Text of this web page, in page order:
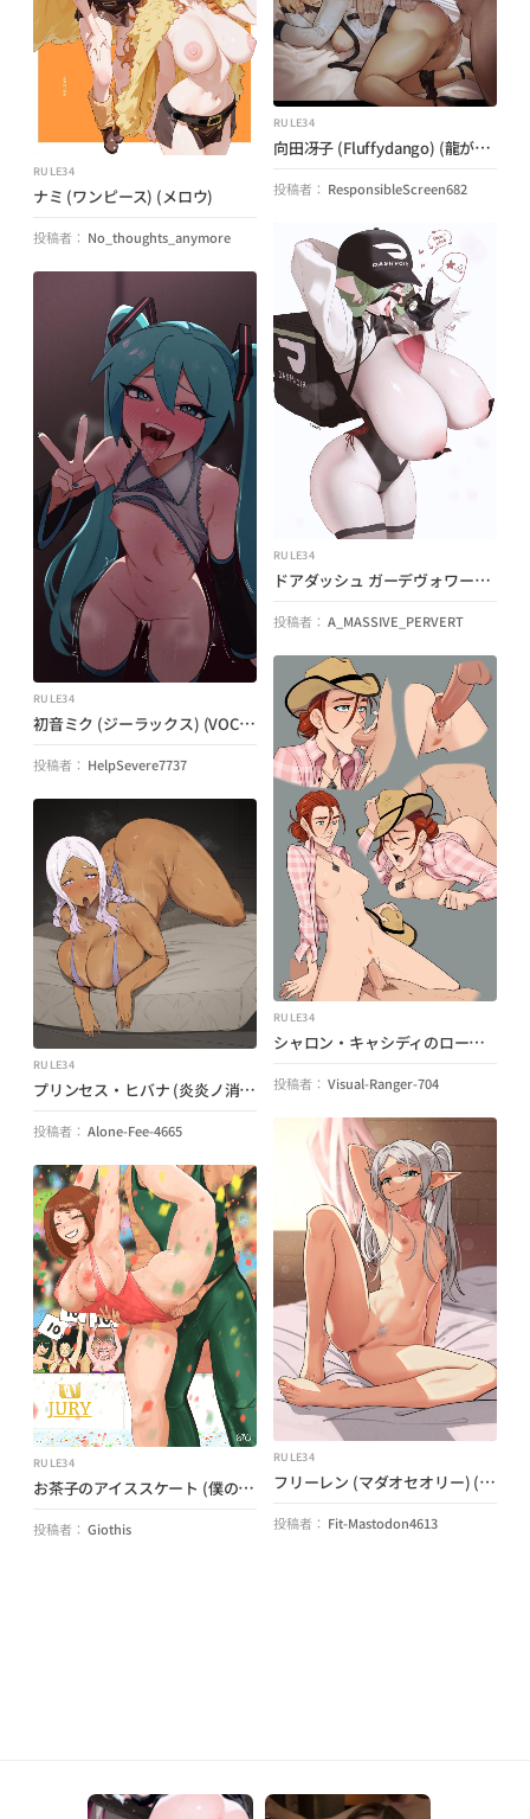
RULE34
ナミ (ワンピース) (メロウ)
投稿者： No_thoughts_anymore
RULE34
向田冴子 (Fluffydango) (龍が如く龍が如く)
投稿者： ResponsibleScreen682
RULE34
ドアダッシュ ガーデヴォワール (ヘックスマニアックカイト) (ポケモン)
投稿者： A_MASSIVE_PERVERT
RULE34
初音ミク (ジーラックス) (VOCALOID)
投稿者： HelpSevere7737
RULE34
シャロン・キャシディのローズ (Zet13) (Fallout: New Vegas)
投稿者： Visual-Ranger-704
RULE34
プリンセス・ヒバナ (炎炎ノ消防隊) (ボブテニート)
投稿者： Alone-Fee-4665
RULE34
フリーレン (マダオセオリー) (創造のフリーレン)
投稿者： Fit-Mastodon4613
RULE34
お茶子のアイススケート (僕のヒーローアカデミア) (ジオシス)
投稿者： Giothis